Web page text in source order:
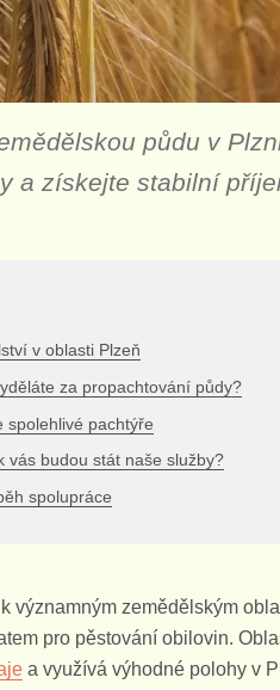
půdu v
a získejte stabilní
v oblasti Plzeň
za propachtování půdy?
spolehlivé pachtýře
vás budou stát naše služby?
spolupráce
významným zemědělským
pro pěstování obilovin.
a využívá výhodné polohy v